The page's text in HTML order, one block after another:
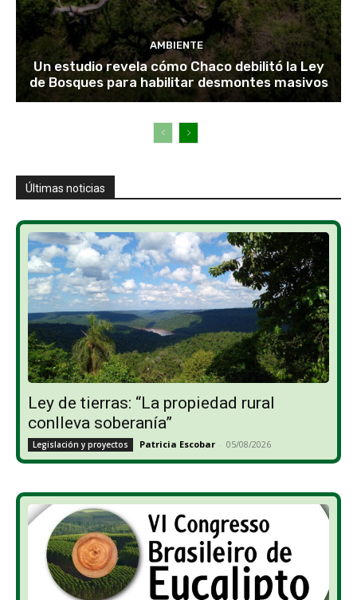
AMBIENTE
Un estudio revela cómo Chaco debilitó la Ley
de Bosques para habilitar desmontes masivos
Últimas noticias
Ley de tierras: “La propiedad rural
conlleva soberanía”
Legislación y proyectos Patricia Escobar - 05/08/2026